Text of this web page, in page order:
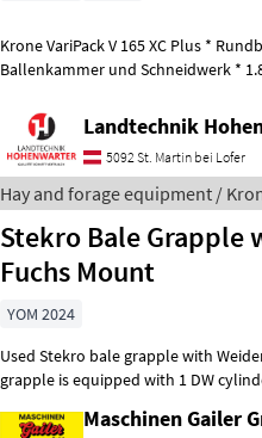
Krone VariPack V 165 XC Plus *
Ballenkammer und Schneidwerk *
Landtechnik
5092 St. Martin bei Lofer
Hay and forage equipment /
Stekro Bale Grapple
Fuchs Mount
YOM 2024
Used Stekro bale grapple with
grapple is equipped with 1 DW
Maschinen Gailer